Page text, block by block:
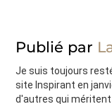
Publié par
Je suis toujours
site Inspirant en
d'autres qui méritent